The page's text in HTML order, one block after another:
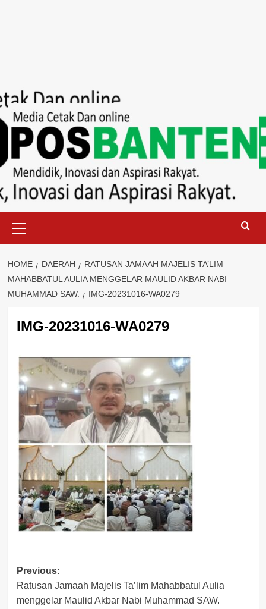
to
content
Menu
HOME DAERAH
RATUSAN JAMAAH MAJELIS TA’LIM
MAHABBATUL AULIA MENGGELAR MAULID AKBAR NABI
MUHAMMAD SAW.
IMG-20231016-WA0279
IMG-20231016-WA0279
Post
navigation
Previous:
Ratusan Jamaah Majelis Ta’lim Mahabbatul Aulia
menggelar Maulid Akbar Nabi Muhammad SAW.